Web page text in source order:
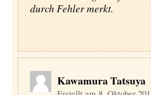
durch Fehler merkt.
Kawamura Tatsuya